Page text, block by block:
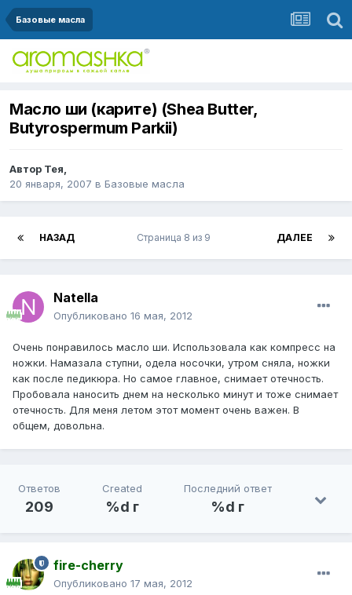
Базовые масла
Масло ши (карите) (Shea Butter,
Butyrospermum Parkii)
Автор Тея,
20 января, 2007 в Базовые масла
НАЗАД ДАЛЕЕ
Страница 8 из 9
Natella
Опубликовано 16 мая, 2012
Очень понравилось масло ши. Использовала как компресс на
ножки. Намазала ступни, одела носочки, утром сняла, ножки
как после педикюра. Но самое главное, снимает отечность.
Пробовала наносить днем на несколько минут и тоже снимает
отечность. Для меня летом этот момент очень важен. В
общем, довольна.
Ответов
209
Created
%d г
Последний ответ
%d г
fire-cherry
Опубликовано 17 мая, 2012